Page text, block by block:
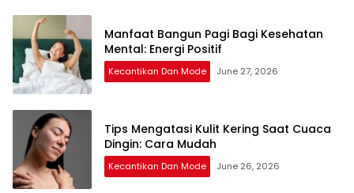
Manfaat Bangun Pagi Bagi Kesehatan
Mental: Energi Positif
Kecantikan Dan Mode June 27, 2026
Tips Mengatasi Kulit Kering Saat Cuaca
Dingin: Cara Mudah
Kecantikan Dan Mode June 26, 2026